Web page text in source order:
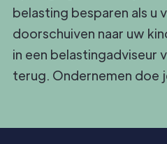
belasting besparen als u
doorschuiven naar uw
in een belastingadviseur
terug. Ondernemen doe